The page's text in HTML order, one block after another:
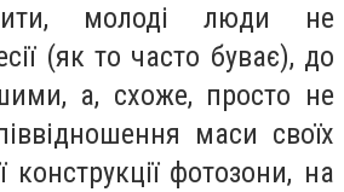
молоді люди не
(як то часто буває), до
а, схоже, просто не
маси своїх
конструкції фотозони, на